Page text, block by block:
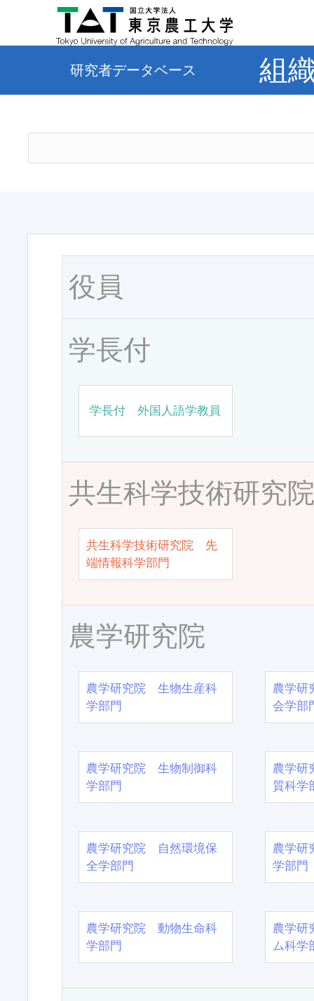
研究者データベース 組
役員
学長付
学長付 外国人語学教員
共生科学技術研究
共生科学技術研究院 先
端情報科学部門
農学研究院
農学研究院 生物生産科
学部門
農学
会学部
農学研究院 生物制御科
学部門
農学
質科学
農学研究院 自然環境保
全学部門
農学
学部門
農学研究院 動物生命科
学部門
農学
ム科学